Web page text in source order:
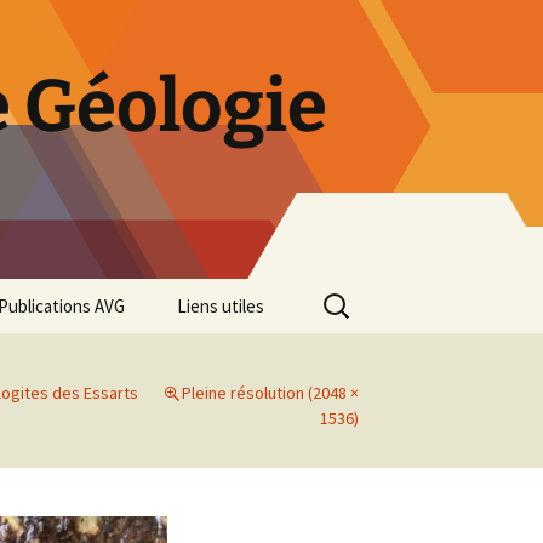
Publications AVG Liens utiles
Rechercher :
des Essarts
Pleine résolution (2048 ×
1536)